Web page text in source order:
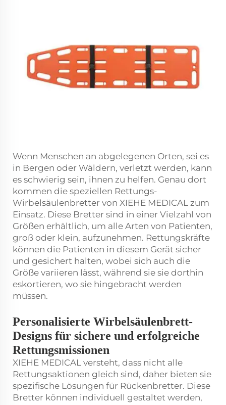
Wenn Menschen an abgelegenen Orten, sei es
in Bergen oder Wäldern, verletzt werden, kann
es schwierig sein, ihnen zu helfen. Genau dort
kommen die speziellen Rettungs-
Wirbelsäulenbretter von XIEHE MEDICAL zum
Einsatz. Diese Bretter sind in einer Vielzahl von
Größen erhältlich, um alle Arten von Patienten,
groß oder klein, aufzunehmen. Rettungskräfte
können die Patienten in diesem Gerät sicher
und gesichert halten, wobei sich auch die
Größe variieren lässt, während sie sie dorthin
eskortieren, wo sie hingebracht werden
müssen.
Personalisierte Wirbelsäulenbrett-
Designs für sichere und erfolgreiche
Rettungsmissionen
XIEHE MEDICAL versteht, dass nicht alle
Rettungsaktionen gleich sind, daher bieten sie
spezifische Lösungen für Rückenbretter. Diese
Bretter können individuell gestaltet werden,